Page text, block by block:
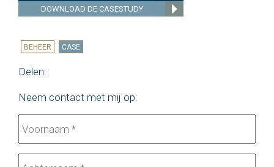
DOWNLOAD DE CASESTUDY
BEHEER CASE
Delen:
Neem contact met mij op: